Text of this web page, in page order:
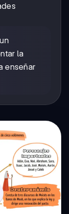
la
enseñar